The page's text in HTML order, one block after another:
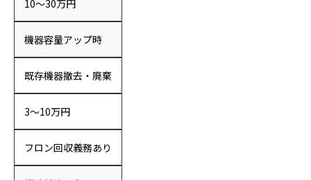
10〜30万円
機器容量アップ時
既存機器撤去・廃棄
3〜10万円
フロン回収義務あり